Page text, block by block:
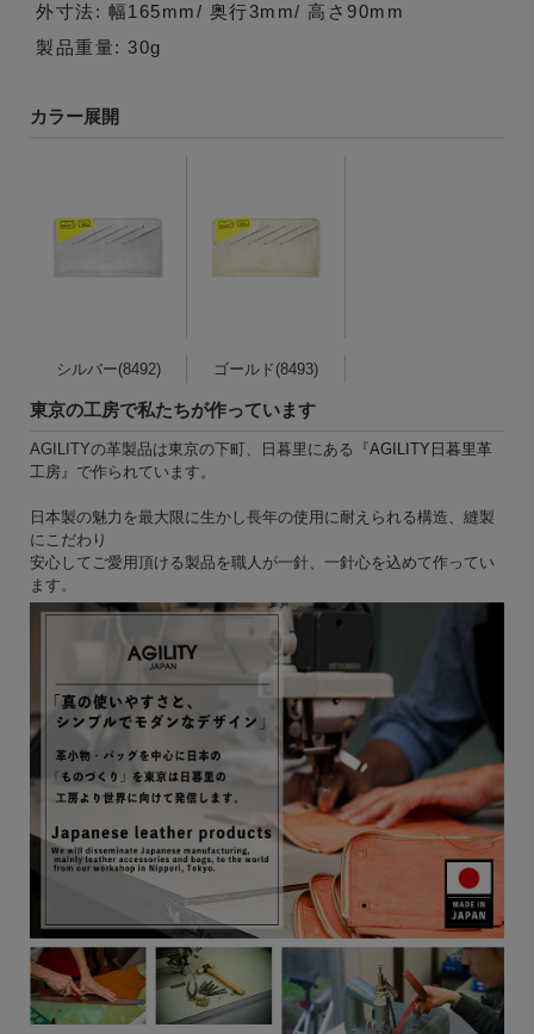
外寸法: 幅165mm/ 奥行3mm/ 高さ90mm
製品重量: 30g
カラー展開
シルバー(8492) ゴールド(8493)
東京の工房で私たちが作っています
AGILITYの革製品は東京の下町、日暮里にある『AGILITY日暮里革
工房』で作られています。
日本製の魅力を最大限に生かし長年の使用に耐えられる構造、縫製
にこだわり
安心してご愛用頂ける製品を職人が一針、一針心を込めて作ってい
ます。